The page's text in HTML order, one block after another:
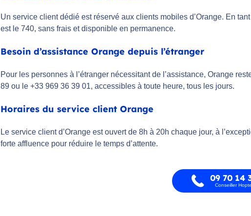
Un service client dédié est réservé aux clients mobiles d’Orange. En
est le 740, sans frais et disponible en permanence.
Besoin d’assistance Orange depuis l’étranger
Pour les personnes à l’étranger nécessitant de l’assistance, Orange
89 ou le +33 969 36 39 01, accessibles à toute heure, tous les jours.
Horaires du service client Orange
Le service client d’Orange est ouvert de 8h à 20h chaque jour, à
forte affluence pour réduire le temps d’attente.
09 70 14
Conseiller